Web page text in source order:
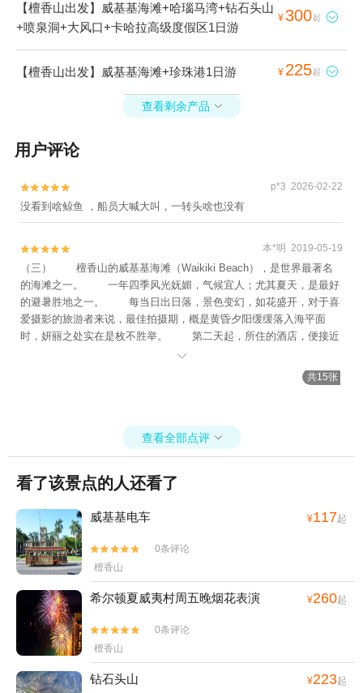
【檀香山出发】威基基海滩+哈瑙马湾+钻石头山
+喷泉洞+大风口+卡哈拉高级度假区1日游
¥300起 
【檀香山出发】威基基海滩+珍珠港1日游 ¥ 225起 
查看剩余产品 
用户评论

 p*3 2026-02-22
没看到啥鲸鱼 ，船员大喊大叫，一转头啥也没有

 本*明 2019-05-19
（三） 檀香山的威基基海滩（Waikiki Beach），是世界最著名
的海滩之一。 一年四季风光妩媚，气候宜人；尤其夏天，是最好
的避暑胜地之一。 每当日出日落，景色变幻，如花盛开，对于喜
爱摄影的旅游者来说，最佳拍摄期，概是黄昏夕阳缓缓落入海平面
时，妍丽之处实在是枚不胜举。 第二天起，所住的酒店，便接近
海滩，除了散步观景方便之外，饮食、购物、公交等都方便。 酒
店内设施也基本齐全，有咖啡厅、早餐厅、室外游泳池、健身室、Sp
a等。 早餐接近中餐，早餐不错。 看评论对早餐有分歧，估
难调，可见一斑。 世人总是如此，唯共和解之；所谓共和，便是
和而不同、存异而求同。 好在对自然景色，大众的审美比较一
致。 如威基基海滩，日照人心。不由想起海子的诗句，“面朝大
海，春暖花开”。

共15张
查看全部点评 
看了该景点的人还看了
威基基电车 ¥117起


0条评论
檀香山
希尔顿夏威夷村周五晚烟花表演 ¥260起


0条评论
檀香山
钻石头山 ¥223起